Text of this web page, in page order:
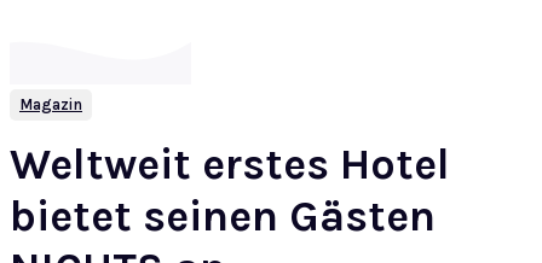
Magazin
Weltweit erstes Hotel
bietet seinen Gästen